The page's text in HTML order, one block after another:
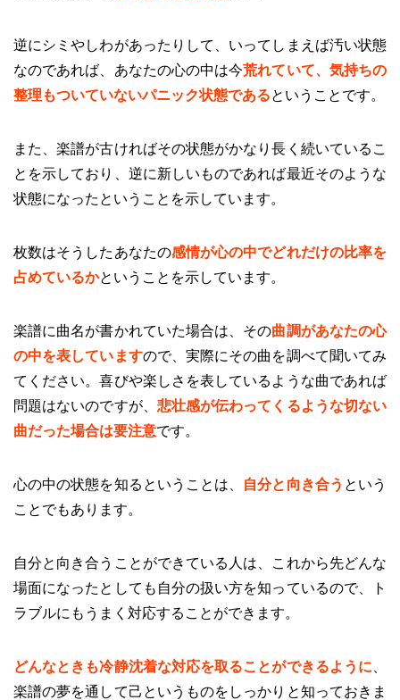
逆にシミやしわがあったりして、いってしまえば汚い状態
なのであれば、あなたの心の中は今荒れていて、気持ちの
整理もついていないパニック状態であるということです。
また、楽譜が古ければその状態がかなり長く続いているこ
とを示しており、逆に新しいものであれば最近そのような
状態になったということを示しています。
枚数はそうしたあなたの感情が心の中でどれだけの比率を
占めているかということを示しています。
楽譜に曲名が書かれていた場合は、その曲調があなたの心
の中を表していますので、実際にその曲を調べて聞いてみ
てください。喜びや楽しさを表しているような曲であれば
問題はないのですが、 悲壮感が伝わってくるような切ない
曲だった場合は要注意です。
心の中の状態を知るということは、 自分と向き合う という
ことでもあります。
自分と向き合うことができている人は、これから先どんな
場面になったとしても自分の扱い方を知っているので、ト
ラブルにもうまく対応することができます。
どんなときも冷静沈着な対応を取ることができるように
楽譜の夢を通して己というものをしっかりと知っておきま